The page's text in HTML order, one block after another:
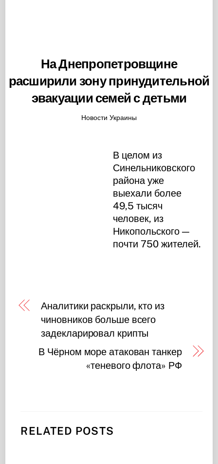
На Днепропетровщине
расширили зону принудительной
эвакуации семей с детьми
Новости Украины
В целом из
Синельниковского
района уже
выехали более
49,5 тысяч
человек, из
Никопольского —
почти 750 жителей.
Аналитики раскрыли, кто из
чиновников больше всего
задекларировал крипты
В Чёрном море атакован танкер
«теневого флота» РФ
RELATED POSTS